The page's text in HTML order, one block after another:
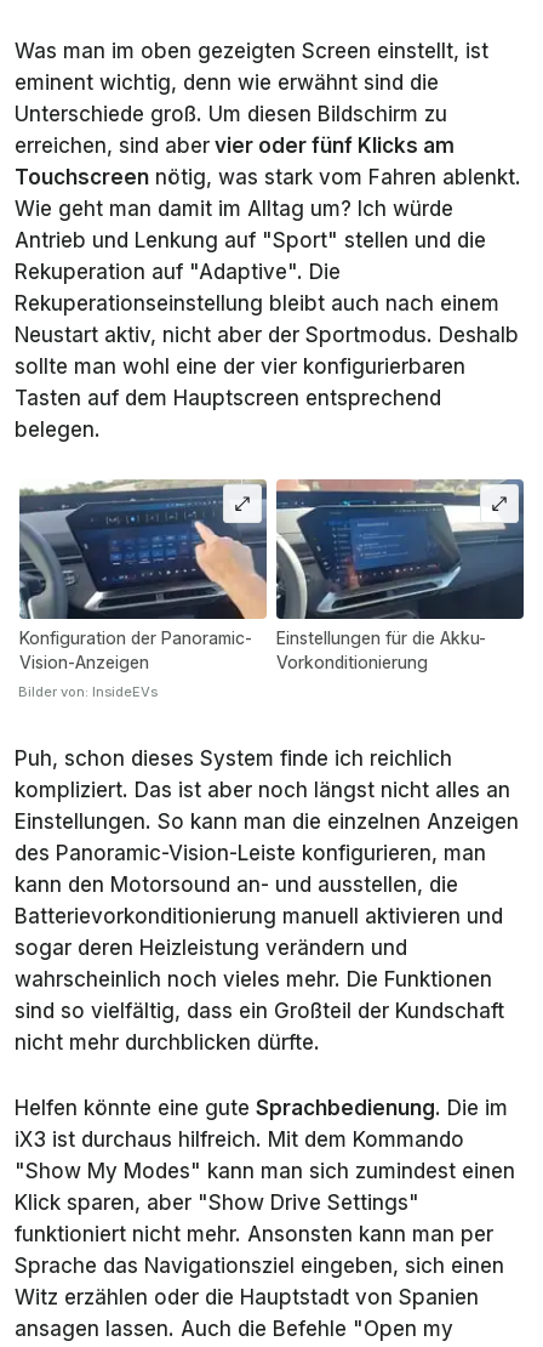
Was man im oben gezeigten Screen einstellt, ist
eminent wichtig, denn wie erwähnt sind die
Unterschiede groß. Um diesen Bildschirm zu
erreichen, sind aber vier oder fünf Klicks am
Touchscreen nötig, was stark vom Fahren ablenkt.
Wie geht man damit im Alltag um? Ich würde
Antrieb und Lenkung auf "Sport" stellen und die
Rekuperation auf "Adaptive". Die
Rekuperationseinstellung bleibt auch nach einem
Neustart aktiv, nicht aber der Sportmodus. Deshalb
sollte man wohl eine der vier konfigurierbaren
Tasten auf dem Hauptscreen entsprechend
belegen.
Konfiguration der Panoramic-
Vision-Anzeigen
Einstellungen für die Akku-
Vorkonditionierung
Bilder von: InsideEVs
Puh, schon dieses System finde ich reichlich
kompliziert. Das ist aber noch längst nicht alles an
Einstellungen. So kann man die einzelnen Anzeigen
des Panoramic-Vision-Leiste konfigurieren, man
kann den Motorsound an- und ausstellen, die
Batterievorkonditionierung manuell aktivieren und
sogar deren Heizleistung verändern und
wahrscheinlich noch vieles mehr. Die Funktionen
sind so vielfältig, dass ein Großteil der Kundschaft
nicht mehr durchblicken dürfte.
Helfen könnte eine gute Sprachbedienung. Die im
iX3 ist durchaus hilfreich. Mit dem Kommando
"Show My Modes" kann man sich zumindest einen
Klick sparen, aber "Show Drive Settings"
funktioniert nicht mehr. Ansonsten kann man per
Sprache das Navigationsziel eingeben, sich einen
Witz erzählen oder die Hauptstadt von Spanien
ansagen lassen. Auch die Befehle "Open my